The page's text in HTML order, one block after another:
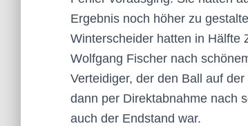
Ergebnis noch höher zu
Winterscheider hatten in Hälfte
Wolfgang Fischer nach
Verteidiger, der den Ball auf
dann per Direktabnahme nach
auch der Endstand war.